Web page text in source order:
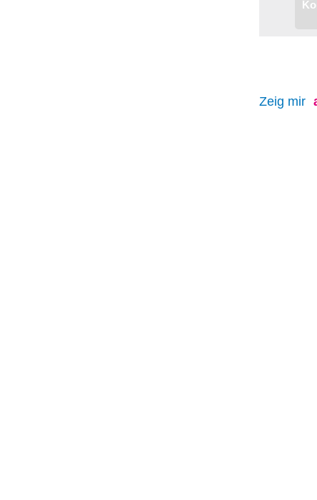
Zeig mir